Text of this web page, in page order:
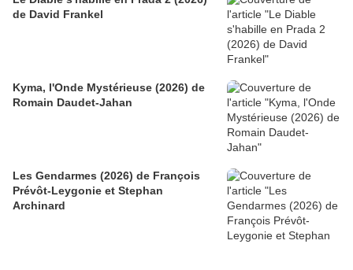
de David Frankel
Kyma, l'Onde Mystérieuse (2026) de
Romain Daudet-Jahan
Les Gendarmes (2026) de François
Prévôt-Leygonie et Stephan
Archinard